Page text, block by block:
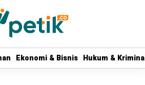
Ekonomi & Bisnis Hukum &
Ekonomi & Bisnis Hukum &